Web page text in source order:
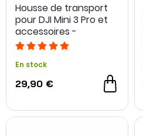
Housse de transport
pour DJI Mini 3 Pro et
accessoires -
Sunnylife
En stock
29,90 €